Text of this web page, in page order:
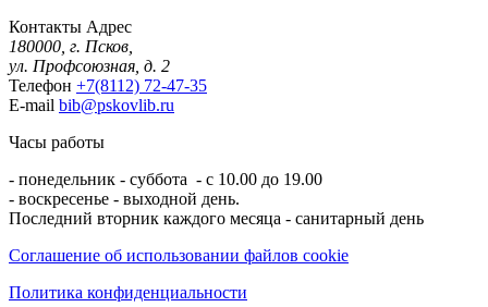
Контакты Адрес
180000, г. Псков,
ул. Профсоюзная, д. 2
Телефон +7(8112) 72-47-35
E-mail bib@pskovlib.ru
Часы работы
- понедельник - суббота - с 10.00 до 19.00
- воскресенье - выходной день.
Последний вторник каждого месяца - санитарный день
Соглашение об использовании файлов cookie
Политика конфиденциальности